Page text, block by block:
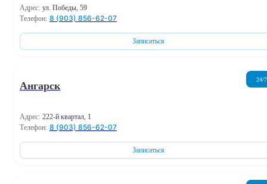
Адрес: ул. Победы, 59
Телефон: 8 (903) 856-62-07
Записаться
Ангарск
24/7
Адрес: 222-й квартал, 1
Телефон: 8 (903) 856-62-07
Записаться